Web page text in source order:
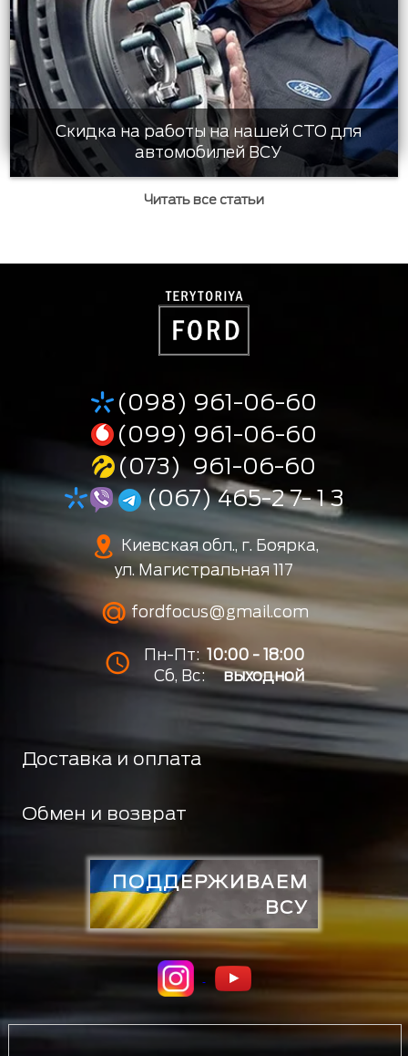
Скидка на работы на нашей СТО для
автомобилей ВСУ
Читать все статьи
(098) 961-06-60
(099) 961-06-60
(073) 961-06-60
(067) 465-2 7- 1 3
Киевская обл., г. Боярка,
ул. Магистральная 117
fordfocus@gmail.com
Пн-Пт: 10:00 - 18:00
Сб, Вс:
выходной
Доставка и оплата
Обмен и возврат
ПОДДЕРЖИВАЕМ
ВСУ